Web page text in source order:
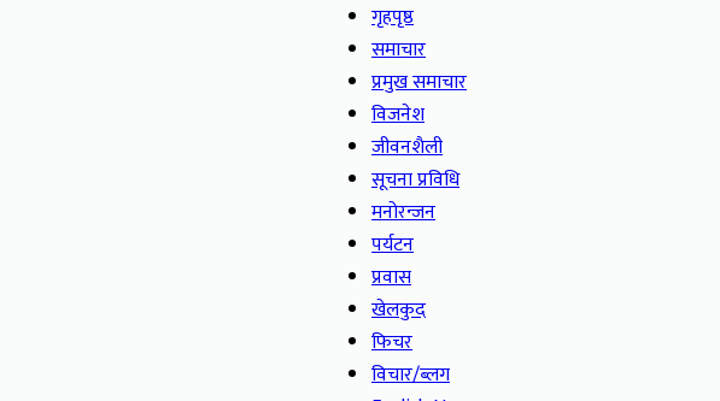
गृहपृष्ठ
समाचार
प्रमुख समाचार
विजनेश
जीवनशैली
सूचना प्रविधि
मनोरन्जन
पर्यटन
प्रवास
खेलकुद
फिचर
विचार/ब्लग